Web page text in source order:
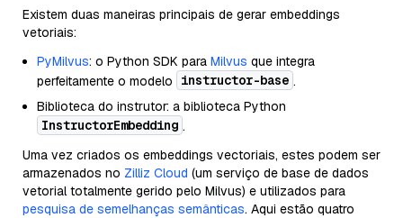
Existem duas maneiras principais de gerar embeddings
vetoriais:
PyMilvus: o Python SDK para Milvus que integra
perfeitamente o modelo
instructor-base .
Biblioteca do instrutor: a biblioteca Python
InstructorEmbedding .
Uma vez criados os embeddings vectoriais, estes podem ser
armazenados no Zilliz Cloud (um serviço de base de dados
vetorial totalmente gerido pelo Milvus) e utilizados para
pesquisa de semelhanças semânticas. Aqui estão quatro